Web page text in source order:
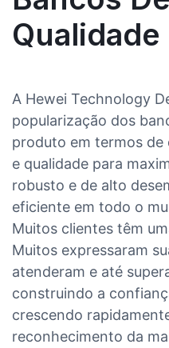
A Hewei Technology
popularização dos
produto em termos de
e qualidade para
robusto e de alto
eficiente em todo o
Muitos clientes têm
Muitos expressaram
atenderam e até
construindo a
crescendo
reconhecimento da